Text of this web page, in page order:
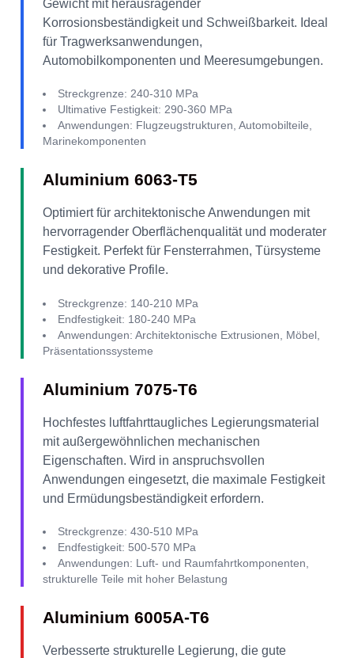
Gewicht mit herausragender
Korrosionsbeständigkeit und Schweißbarkeit. Ideal
für Tragwerksanwendungen,
Automobilkomponenten und Meeresumgebungen.
Streckgrenze: 240-310 MPa
Ultimative Festigkeit: 290-360 MPa
Anwendungen: Flugzeugstrukturen, Automobilteile,
Marinekomponenten
Aluminium 6063-T5
Optimiert für architektonische Anwendungen mit
hervorragender Oberflächenqualität und moderater
Festigkeit. Perfekt für Fensterrahmen, Türsysteme
und dekorative Profile.
Streckgrenze: 140-210 MPa
Endfestigkeit: 180-240 MPa
Anwendungen: Architektonische Extrusionen, Möbel,
Präsentationssysteme
Aluminium 7075-T6
Hochfestes luftfahrttaugliches Legierungsmaterial
mit außergewöhnlichen mechanischen
Eigenschaften. Wird in anspruchsvollen
Anwendungen eingesetzt, die maximale Festigkeit
und Ermüdungsbeständigkeit erfordern.
Streckgrenze: 430-510 MPa
Endfestigkeit: 500-570 MPa
Anwendungen: Luft- und Raumfahrtkomponenten,
strukturelle Teile mit hoher Belastung
Aluminium 6005A-T6
Verbesserte strukturelle Legierung, die gute